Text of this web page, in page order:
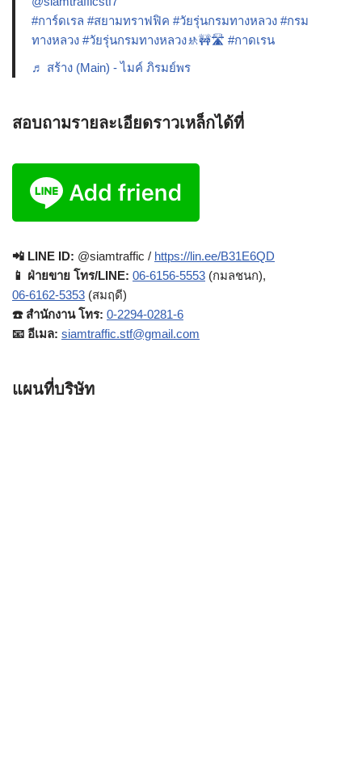
#การ์ดเรล #สยามทราฟฟิค #วัยรุ่นกรมทางหลวง #กรม
ทางหลวง #วัยรุ่นกรมทางหลวง🚸🚧🛣️ #กาดเรน
♬ สร้าง (Main) - ไมค์ ภิรมย์พร
สอบถามรายละเอียดราวเหล็กได้ที่
📲 LINE ID: @siamtraffic / https://lin.ee/B31E6QD
📱 ฝ่ายขาย โทร/LINE: 06-6156-5553 (กมลชนก),
06-6162-5353 (สมฤดี)
☎️ สำนักงาน โทร: 0-2294-0281-6
📧 อีเมล: siamtraffic.stf@gmail.com
แผนที่บริษัท